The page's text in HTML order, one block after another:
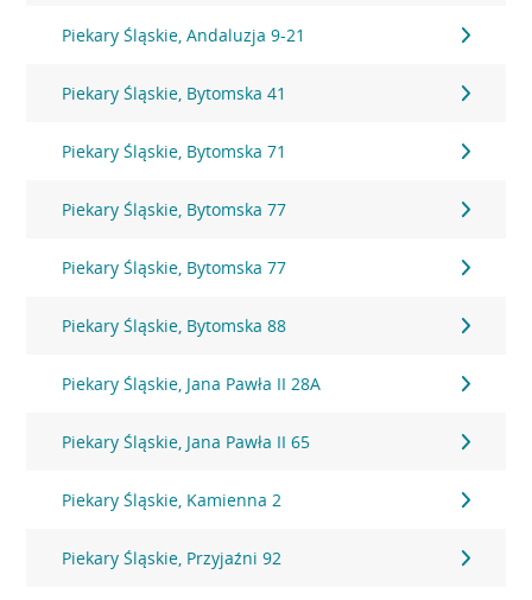
Piekary Śląskie, Andaluzja 9-21
Piekary Śląskie, Bytomska 41
Piekary Śląskie, Bytomska 71
Piekary Śląskie, Bytomska 77
Piekary Śląskie, Bytomska 77
Piekary Śląskie, Bytomska 88
Piekary Śląskie, Jana Pawła II 28A
Piekary Śląskie, Jana Pawła II 65
Piekary Śląskie, Kamienna 2
Piekary Śląskie, Przyjaźni 92